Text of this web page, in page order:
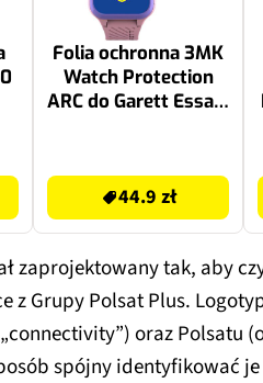
Folia ochronna 3MK
Watch Protection
ARC do Garett Essa 2
44.9 zł
zaprojektowany tak, aby
z Grupy Polsat Plus.
oraz Polsatu
spójny identyfikować je